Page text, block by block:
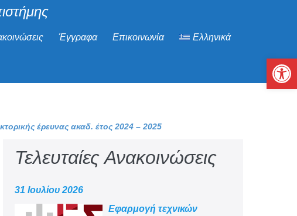
Έγγραφα Επικοινωνία Ελληνικά
έρευνας ακαδ. έτος 2024 – 2025
Τελευταίες Ανακοινώσεις
31 Ιουλίου 2026
Εφαρμογή τεχνικών